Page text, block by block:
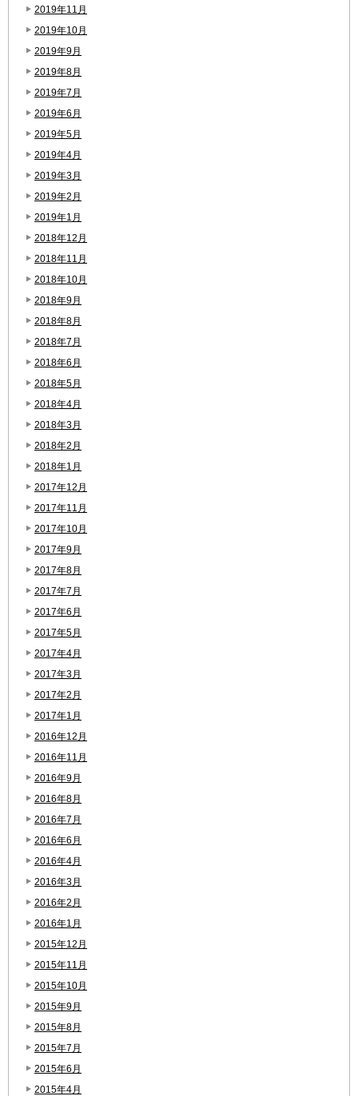
2019年11月
2019年10月
2019年9月
2019年8月
2019年7月
2019年6月
2019年5月
2019年4月
2019年3月
2019年2月
2019年1月
2018年12月
2018年11月
2018年10月
2018年9月
2018年8月
2018年7月
2018年6月
2018年5月
2018年4月
2018年3月
2018年2月
2018年1月
2017年12月
2017年11月
2017年10月
2017年9月
2017年8月
2017年7月
2017年6月
2017年5月
2017年4月
2017年3月
2017年2月
2017年1月
2016年12月
2016年11月
2016年9月
2016年8月
2016年7月
2016年6月
2016年4月
2016年3月
2016年2月
2016年1月
2015年12月
2015年11月
2015年10月
2015年9月
2015年8月
2015年7月
2015年6月
2015年4月